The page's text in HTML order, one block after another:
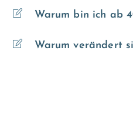
Warum bin ich ab
Warum verändert